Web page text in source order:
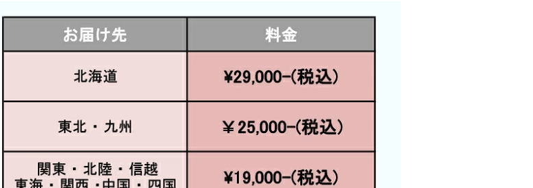
すると傾きの原因になります
は全てのドアに標準修理として
物の埋め木をおすすめしております
、下地を整えた上で再塗装を行います
にこだわり1枚1枚丁寧に剥離を行います